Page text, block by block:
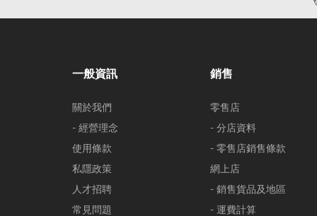
一般資訊
關於我們
- 經營理念
使用條款
私隱政策
人才招聘
常見問題
銷售
零售店
- 分店資料
- 零售店銷售條款
網上店
- 銷售貨品及地區
- 運費計算